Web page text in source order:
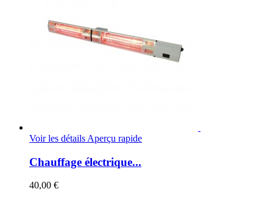
Voir les détails Aperçu rapide
Chauffage électrique...
40,00 €